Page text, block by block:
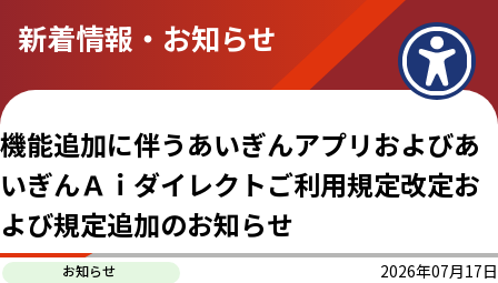
新着情報・お知らせ
機能追加に伴うあいぎんアプリおよびあ
いぎんＡｉダイレクトご利用規定改定お
よび規定追加のお知らせ
お知らせ 2026年07月17日